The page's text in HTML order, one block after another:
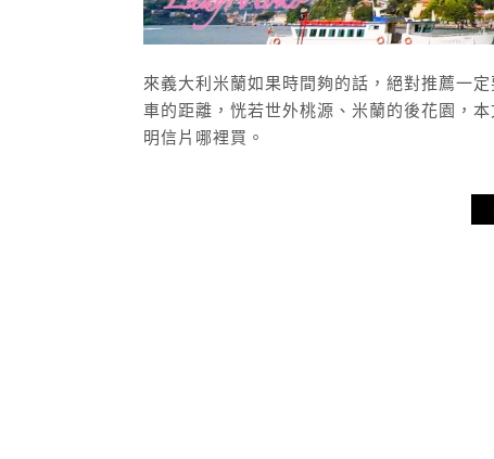
來義大利米蘭如果時間夠的話，絕對推薦一
車的距離，恍若世外桃源、米蘭的後花園，
明信片哪裡買。